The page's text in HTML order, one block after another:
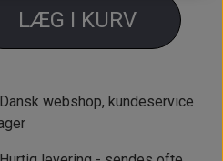
LÆG I KURV
Dansk webshop, kundeservice